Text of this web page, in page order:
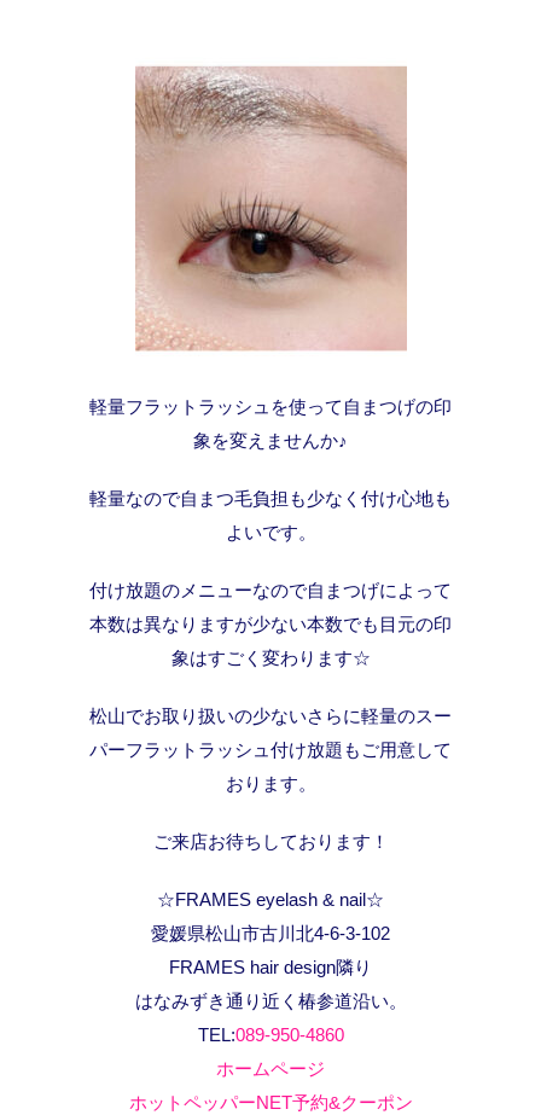
軽量フラットラッシュを使って自まつげの印
象を変えませんか♪
軽量なので自まつ毛負担も少なく付け心地も
よいです。
付け放題のメニューなので自まつげによって
本数は異なりますが少ない本数でも目元の印
象はすごく変わります☆
松山でお取り扱いの少ないさらに軽量のスー
パーフラットラッシュ付け放題もご用意して
おります。
ご来店お待ちしております！
☆FRAMES eyelash & nail☆
愛媛県松山市古川北4-6-3-102
FRAMES hair design隣り
はなみずき通り近く椿参道沿い。
TEL:089-950-4860
ホームページ
ホットペッパーNET予約&クーポン